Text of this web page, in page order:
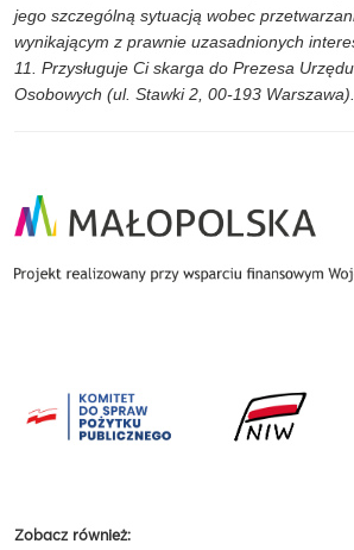
jego szczególną sytuacją wobec
wynikającym z prawnie uzasadnionych
11. Przysługuje Ci skarga do Prezesa
Osobowych (ul. Stawki 2, 00-193 Warszawa).
Zobacz również: